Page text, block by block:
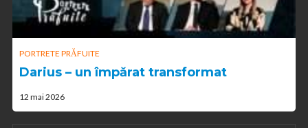
PORTRETE PRĂFUITE
Darius – un împărat transformat
12 mai 2026